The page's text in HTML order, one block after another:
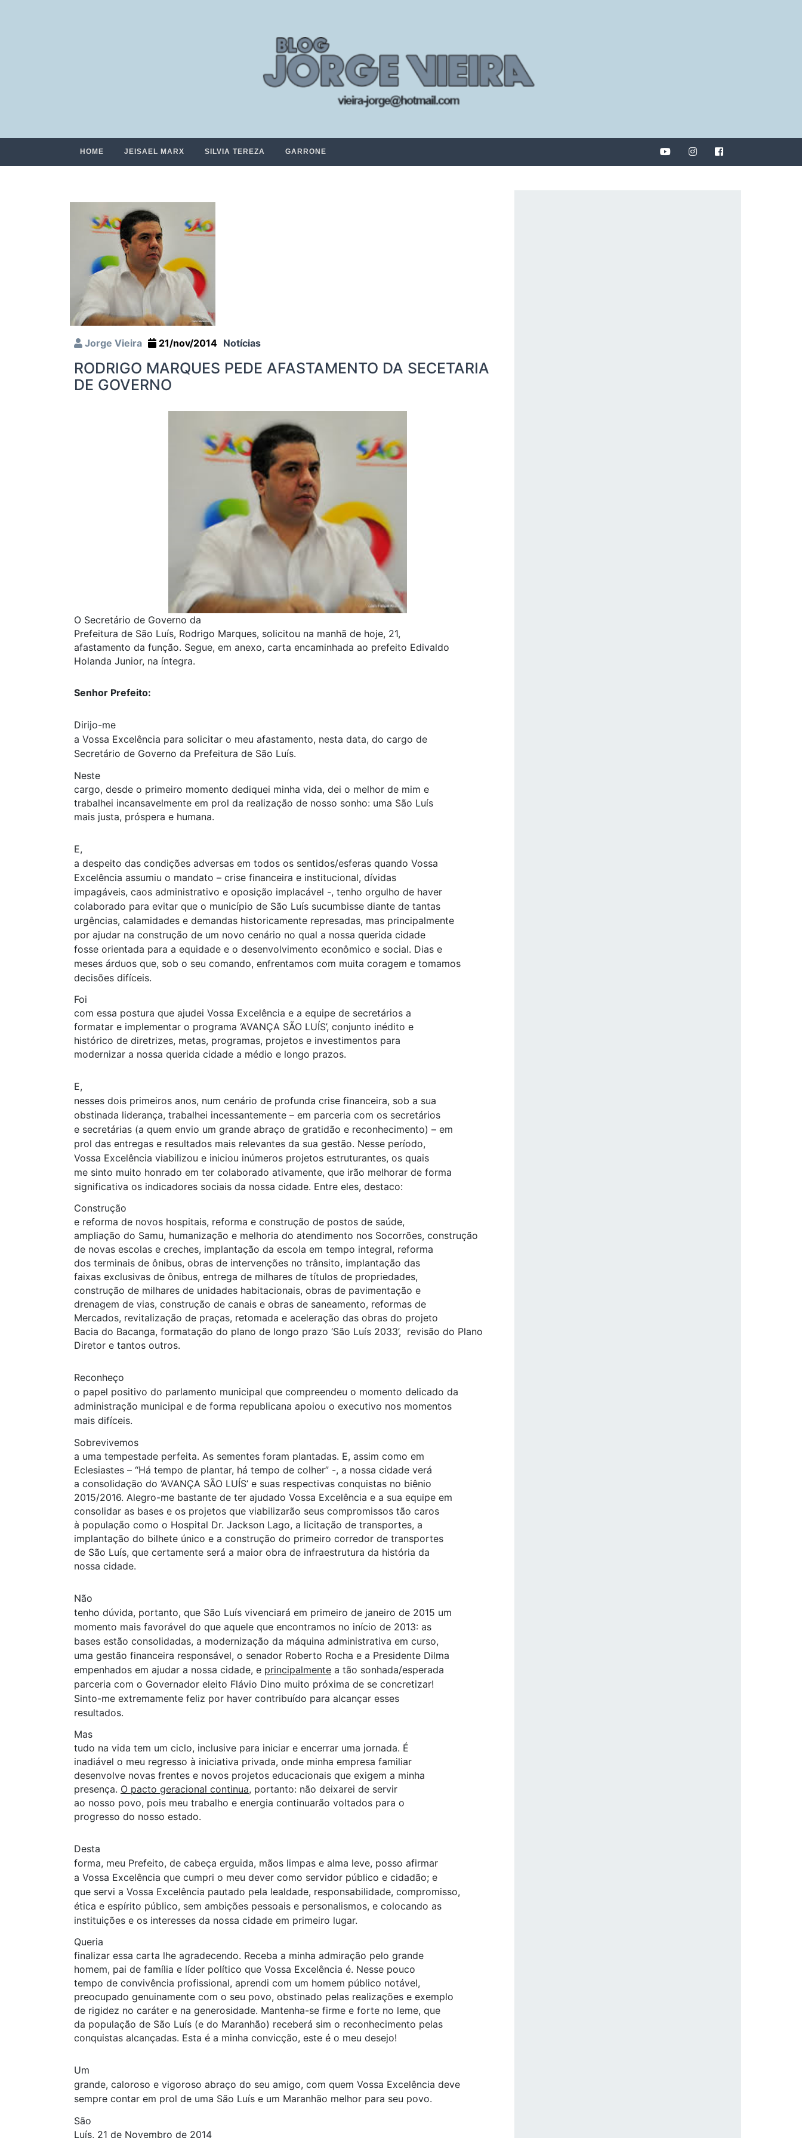
HOME JEISAEL MARX SILVIA TEREZA GARRONE
Jorge Vieira 21/nov/2014 Notícias
RODRIGO MARQUES PEDE AFASTAMENTO DA SECETARIA
DE GOVERNO
O Secretário de Governo da
Prefeitura de São Luís, Rodrigo Marques, solicitou na manhã de hoje, 21,
afastamento da função. Segue, em anexo, carta encaminhada ao prefeito Edivaldo
Holanda Junior, na íntegra.
Senhor Prefeito:
Dirijo-me
a Vossa Excelência para solicitar o meu afastamento, nesta data, do cargo de
Secretário de Governo da Prefeitura de São Luís.
Neste
cargo, desde o primeiro momento dediquei minha vida, dei o melhor de mim e
trabalhei incansavelmente em prol da realização de nosso sonho: uma São Luís
mais justa, próspera e humana.
E,
a despeito das condições adversas em todos os sentidos/esferas quando Vossa
Excelência assumiu o mandato – crise financeira e institucional, dívidas
impagáveis, caos administrativo e oposição implacável -, tenho orgulho de haver
colaborado para evitar que o município de São Luís sucumbisse diante de tantas
urgências, calamidades e demandas historicamente represadas, mas principalmente
por ajudar na construção de um novo cenário no qual a nossa querida cidade
fosse orientada para a equidade e o desenvolvimento econômico e social. Dias e
meses árduos que, sob o seu comando, enfrentamos com muita coragem e tomamos
decisões difíceis.
Foi
com essa postura que ajudei Vossa Excelência e a equipe de secretários a
formatar e implementar o programa ‘AVANÇA SÃO LUÍS’, conjunto inédito e
histórico de diretrizes, metas, programas, projetos e investimentos para
modernizar a nossa querida cidade a médio e longo prazos.
E,
nesses dois primeiros anos, num cenário de profunda crise financeira, sob a sua
obstinada liderança, trabalhei incessantemente – em parceria com os secretários
e secretárias (a quem envio um grande abraço de gratidão e reconhecimento) – em
prol das entregas e resultados mais relevantes da sua gestão. Nesse período,
Vossa Excelência viabilizou e iniciou inúmeros projetos estruturantes, os quais
me sinto muito honrado em ter colaborado ativamente, que irão melhorar de forma
significativa os indicadores sociais da nossa cidade. Entre eles, destaco:
Construção
e reforma de novos hospitais, reforma e construção de postos de saúde,
ampliação do Samu, humanização e melhoria do atendimento nos Socorrões, construção
de novas escolas e creches, implantação da escola em tempo integral, reforma
dos terminais de ônibus, obras de intervenções no trânsito, implantação das
faixas exclusivas de ônibus, entrega de milhares de títulos de propriedades,
construção de milhares de unidades habitacionais, obras de pavimentação e
drenagem de vias, construção de canais e obras de saneamento, reformas de
Mercados, revitalização de praças, retomada e aceleração das obras do projeto
Bacia do Bacanga, formatação do plano de longo prazo ‘São Luís 2033’, revisão do Plano
Diretor e tantos outros.
Reconheço
o papel positivo do parlamento municipal que compreendeu o momento delicado da
administração municipal e de forma republicana apoiou o executivo nos momentos
mais difíceis.
Sobrevivemos
a uma tempestade perfeita. As sementes foram plantadas. E, assim como em
Eclesiastes – “Há tempo de plantar, há tempo de colher” -, a nossa cidade verá
a consolidação do ‘AVANÇA SÃO LUÍS’ e suas respectivas conquistas no biênio
2015/2016. Alegro-me bastante de ter ajudado Vossa Excelência e a sua equipe em
consolidar as bases e os projetos que viabilizarão seus compromissos tão caros
à população como o Hospital Dr. Jackson Lago, a licitação de transportes, a
implantação do bilhete único e a construção do primeiro corredor de transportes
de São Luís, que certamente será a maior obra de infraestrutura da história da
nossa cidade.
Não
tenho dúvida, portanto, que São Luís vivenciará em primeiro de janeiro de 2015 um
momento mais favorável do que aquele que encontramos no início de 2013: as
bases estão consolidadas, a modernização da máquina administrativa em curso,
uma gestão financeira responsável, o senador Roberto Rocha e a Presidente Dilma
empenhados em ajudar a nossa cidade, e principalmente a tão sonhada/esperada
parceria com o Governador eleito Flávio Dino muito próxima de se concretizar!
Sinto-me extremamente feliz por haver contribuído para alcançar esses
resultados.
Mas
tudo na vida tem um ciclo, inclusive para iniciar e encerrar uma jornada. É
inadiável o meu regresso à iniciativa privada, onde minha empresa familiar
desenvolve novas frentes e novos projetos educacionais que exigem a minha
presença. O pacto geracional continua, portanto: não deixarei de servir
ao nosso povo, pois meu trabalho e energia continuarão voltados para o
progresso do nosso estado.
Desta
forma, meu Prefeito, de cabeça erguida, mãos limpas e alma leve, posso afirmar
a Vossa Excelência que cumpri o meu dever como servidor público e cidadão; e
que servi a Vossa Excelência pautado pela lealdade, responsabilidade, compromisso,
ética e espírito público, sem ambições pessoais e personalismos, e colocando as
instituições e os interesses da nossa cidade em primeiro lugar.
Queria
finalizar essa carta lhe agradecendo. Receba a minha admiração pelo grande
homem, pai de família e líder político que Vossa Excelência é. Nesse pouco
tempo de convivência profissional, aprendi com um homem público notável,
preocupado genuinamente com o seu povo, obstinado pelas realizações e exemplo
de rigidez no caráter e na generosidade. Mantenha-se firme e forte no leme, que
da população de São Luís (e do Maranhão) receberá sim o reconhecimento pelas
conquistas alcançadas. Esta é a minha convicção, este é o meu desejo!
Um
grande, caloroso e vigoroso abraço do seu amigo, com quem Vossa Excelência deve
sempre contar em prol de uma São Luís e um Maranhão melhor para seu povo.
São
Luís, 21 de Novembro de 2014